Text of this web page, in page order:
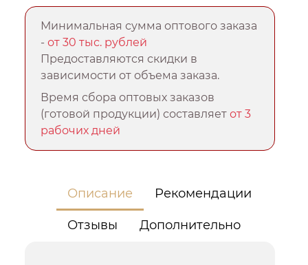
Минимальная сумма оптового заказа
-от 30 тыс. рублей
Предоставляются скидки в
зависимости от объема заказа.
Время сбора оптовых заказов
(готовой продукции) составляетот 3
рабочих дней
Описание Рекомендации
Отзывы Дополнительно